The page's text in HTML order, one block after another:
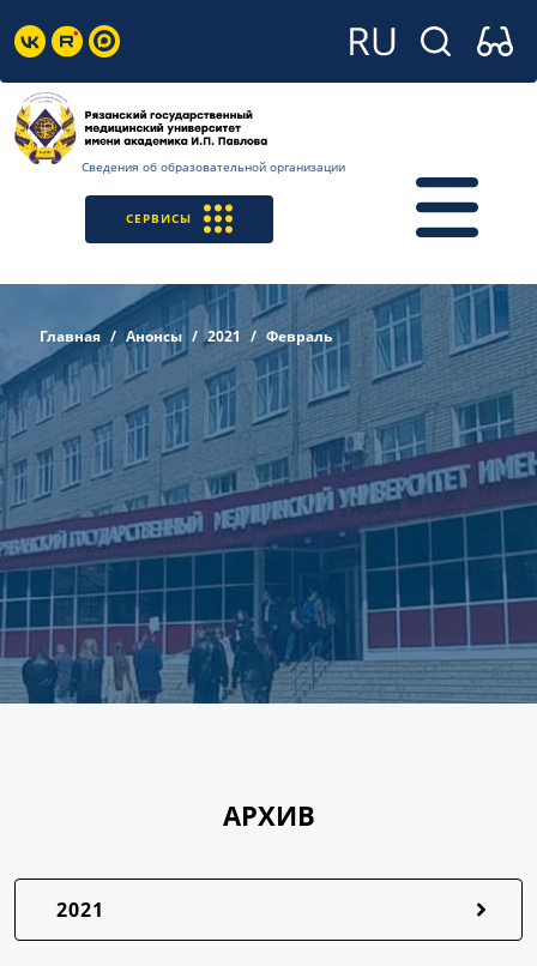
Сведения об образовательной организации
СЕРВИСЫ
Главная Анонсы 2021 Февраль
АРХИВ
2021